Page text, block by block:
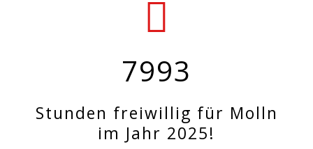
7993
Stunden freiwillig für Molln
im Jahr 2025!